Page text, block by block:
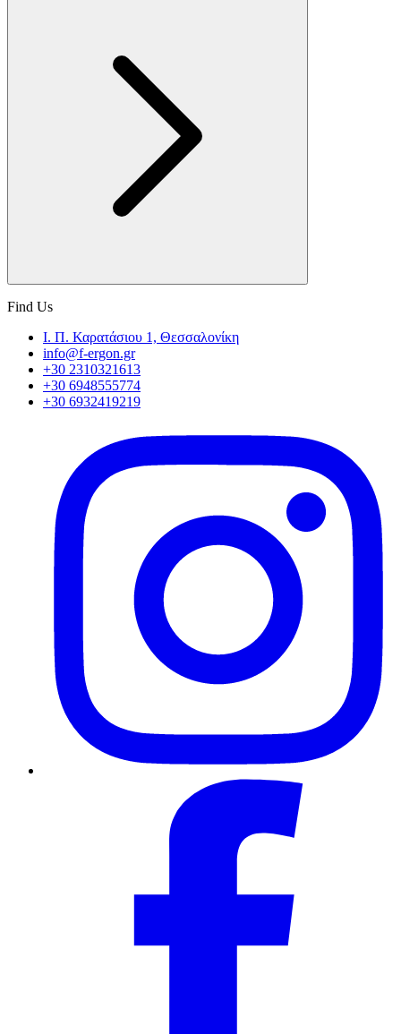
Find Us
Ι. Π. Καρατάσιου 1, Θεσσαλονίκη
info@f-ergon.gr
+30 2310321613
+30 6948555774
+30 6932419219